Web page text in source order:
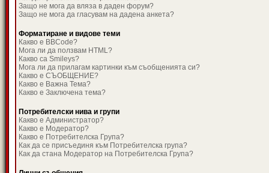
Защо не мога да вляза в даден форум?
Защо не мога да гласувам на дадена анкета?
Форматиране и видове теми
Какво е BBCode?
Мога ли да ползвам HTML?
Какво са Smileys?
Мога ли да прилагам картинки към съобщенията си?
Какво е СЪОБЩЕНИЕ?
Какво е Важна Тема?
Какво е Заключена тема?
Потребителски нива и групи
Какво е Администратор?
Какво е Модератор?
Какво е Потребителска Група?
Как да се присъединя към Потребителска група?
Как да стана Модератор на Потребителска Група?